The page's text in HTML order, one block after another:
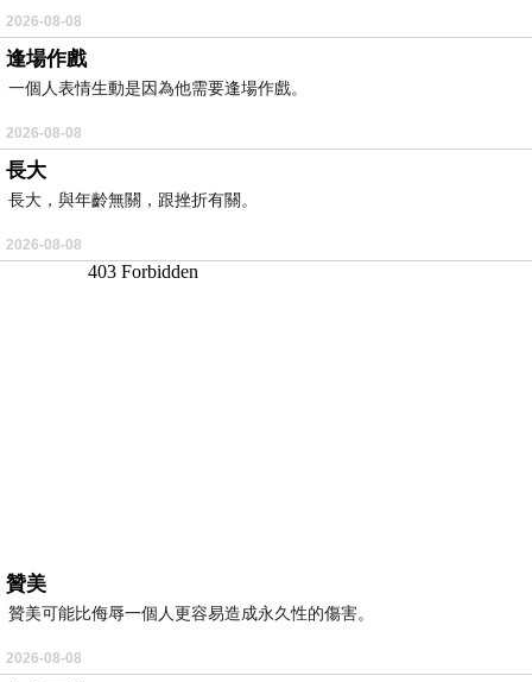
2026-08-08
逢場作戲
一個人表情生動是因為他需要逢場作戲。
2026-08-08
長大
長大，與年齡無關，跟挫折有關。
2026-08-08
贊美
贊美可能比侮辱一個人更容易造成永久性的傷害。
2026-08-08